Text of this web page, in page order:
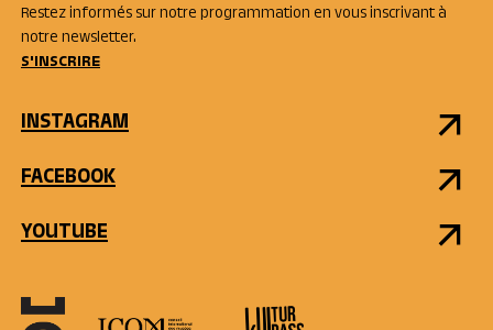
Restez informés sur notre programmation en vous inscrivant à
notre newsletter.
S'INSCRIRE
INSTAGRAM
FACEBOOK
YOUTUBE